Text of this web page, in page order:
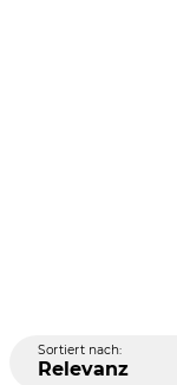
Sortiert nach:
Relevanz